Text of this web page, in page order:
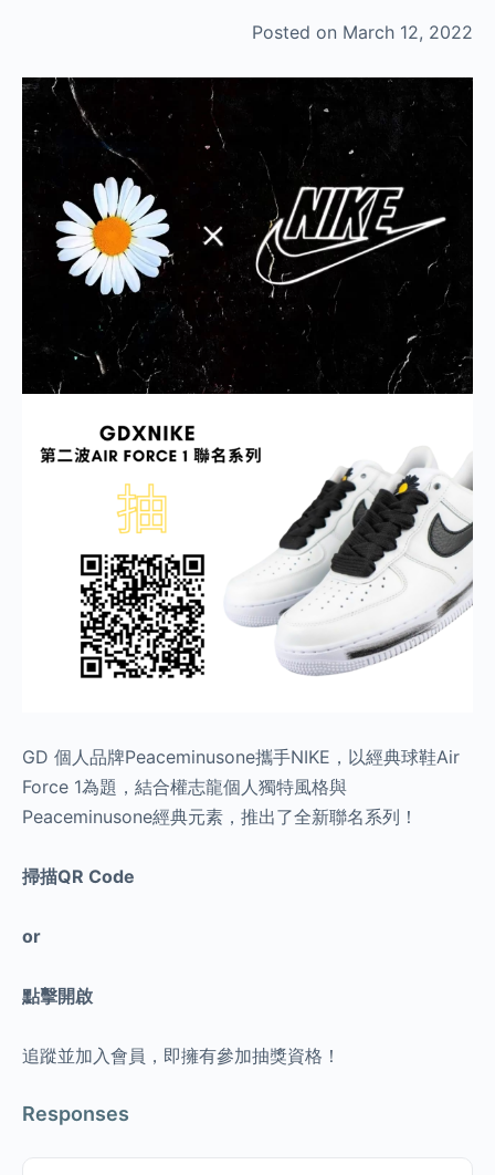
Posted on March 12, 2022
GD 個人品牌Peaceminusone攜手NIKE，以經典球鞋Air
Force 1為題，結合權志龍個人獨特風格與
Peaceminusone經典元素，推出了全新聯名系列！
掃描QR Code
or
點擊開啟
追蹤並加入會員，即擁有參加抽獎資格！
Responses